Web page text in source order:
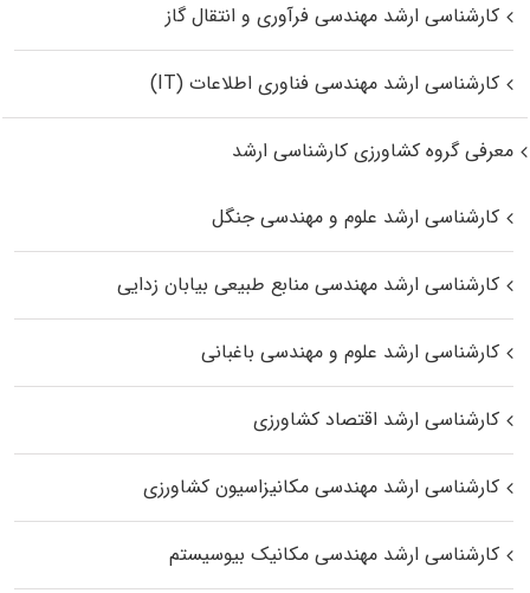
کارشناسی ارشد مهندسی فرآوری و انتقال گاز
کارشناسی ارشد مهندسی فناوری اطلاعات (IT)
معرفی گروه کشاورزی کارشناسی ارشد
کارشناسی ارشد علوم و مهندسی جنگل
کارشناسی ارشد مهندسی منابع طبیعی بیابان زدایی
کارشناسی ارشد علوم و مهندسی باغبانی
کارشناسی ارشد اقتصاد کشاورزی
کارشناسی ارشد مهندسی مکانیزاسیون کشاورزی
کارشناسی ارشد مهندسی مکانیک بیوسیستم